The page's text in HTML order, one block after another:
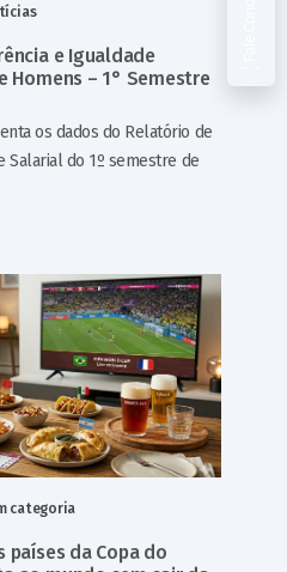
e Igualdade
Homens – 1° Semestre
os dados do Relatório de
Salarial do 1º semestre de
categoria
países da Copa do